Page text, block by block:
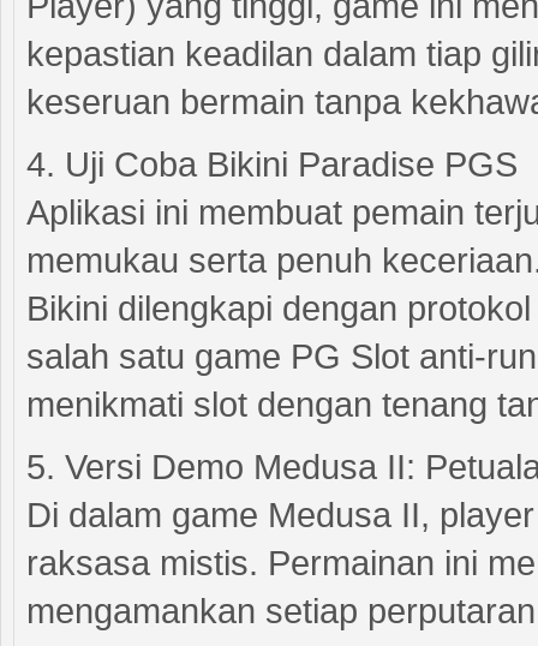
kepastian keadilan dalam tiap
keseruan bermain tanpa
4. Uji Coba Bikini Paradise PGS
Aplikasi ini membuat pemain
memukau serta penuh
Bikini dilengkapi dengan
salah satu game PG Slot anti-
menikmati slot dengan tenang
5. Versi Demo Medusa II:
Di dalam game Medusa II,
raksasa mistis. Permainan ini
mengamankan setiap